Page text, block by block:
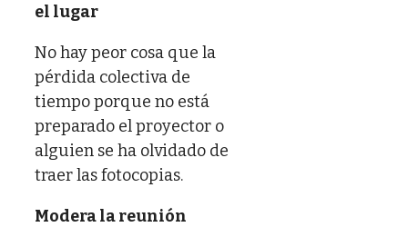
el lugar
No hay peor cosa que la
pérdida colectiva de
tiempo porque no está
preparado el proyector o
alguien se ha olvidado de
traer las fotocopias.
Modera la reunión